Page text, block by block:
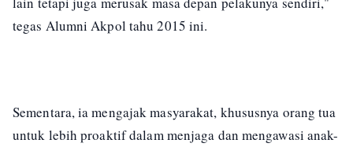
tegas Alumni Akpol tahu 2015 ini.
Sementara, ia mengajak masyarakat, khususnya orang tua
untuk lebih proaktif dalam menjaga dan mengawasi anak-